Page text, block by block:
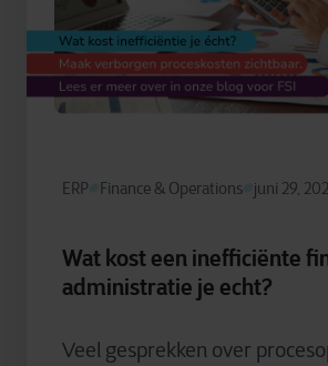
ERP Finance & Operations juni 29,
Wat kost een inefficiënte
administratie je echt?
Veel gesprekken over